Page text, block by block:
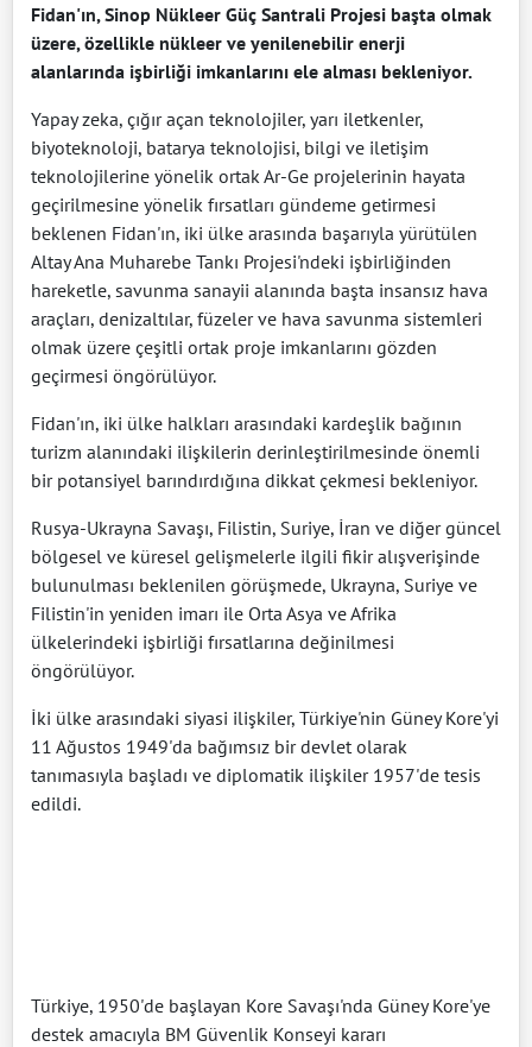
Fidan'ın, Sinop Nükleer Güç Santrali Projesi başta olmak
üzere, özellikle nükleer ve yenilenebilir enerji
alanlarında işbirliği imkanlarını ele alması bekleniyor.
Yapay zeka, çığır açan teknolojiler, yarı iletkenler,
biyoteknoloji, batarya teknolojisi, bilgi ve iletişim
teknolojilerine yönelik ortak Ar-Ge projelerinin hayata
geçirilmesine yönelik fırsatları gündeme getirmesi
beklenen Fidan'ın, iki ülke arasında başarıyla yürütülen
Altay Ana Muharebe Tankı Projesi'ndeki işbirliğinden
hareketle, savunma sanayii alanında başta insansız hava
araçları, denizaltılar, füzeler ve hava savunma sistemleri
olmak üzere çeşitli ortak proje imkanlarını gözden
geçirmesi öngörülüyor.
Fidan'ın, iki ülke halkları arasındaki kardeşlik bağının
turizm alanındaki ilişkilerin derinleştirilmesinde önemli
bir potansiyel barındırdığına dikkat çekmesi bekleniyor.
Rusya-Ukrayna Savaşı, Filistin, Suriye, İran ve diğer güncel
bölgesel ve küresel gelişmelerle ilgili fikir alışverişinde
bulunulması beklenilen görüşmede, Ukrayna, Suriye ve
Filistin'in yeniden imarı ile Orta Asya ve Afrika
ülkelerindeki işbirliği fırsatlarına değinilmesi
öngörülüyor.
İki ülke arasındaki siyasi ilişkiler, Türkiye'nin Güney Kore'yi
11 Ağustos 1949'da bağımsız bir devlet olarak
tanımasıyla başladı ve diplomatik ilişkiler 1957'de tesis
edildi.
Türkiye, 1950'de başlayan Kore Savaşı'nda Güney Kore'ye
destek amacıyla BM Güvenlik Konseyi kararı